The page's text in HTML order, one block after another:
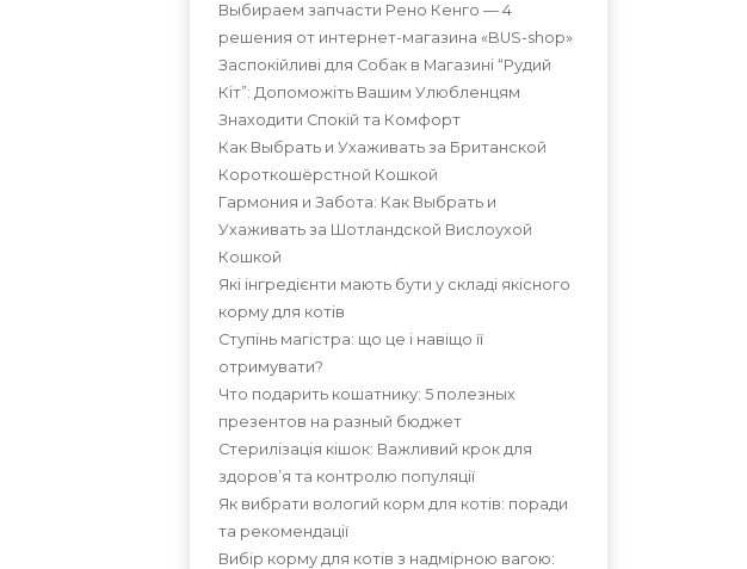
Выбираем запчасти Рено Кенго — 4
решения от интернет-магазина «BUS-shop»
Заспокійливі для Собак в Магазині “Рудий
Кіт”: Допоможіть Вашим Улюбленцям
Знаходити Спокій та Комфорт
Как Выбрать и Ухаживать за Британской
Короткошёрстной Кошкой
Гармония и Забота: Как Выбрать и
Ухаживать за Шотландской Вислоухой
Кошкой
Які інгредієнти мають бути у складі якісного
корму для котів
Ступінь магістра: що це і навіщо її
отримувати?
Что подарить кошатнику: 5 полезных
презентов на разный бюджет
Стерилізація кішок: Важливий крок для
здоров’я та контролю популяції
Як вибрати вологий корм для котів: поради
та рекомендації
Вибір корму для котів з надмірною вагою: